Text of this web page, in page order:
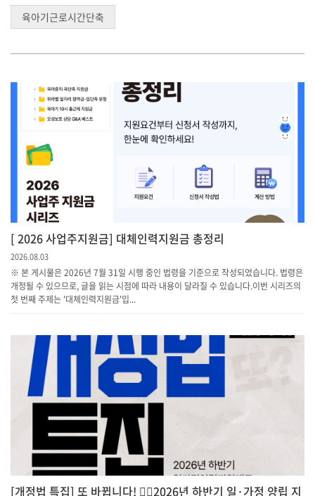
육아기근로시간단축
[ 2026 사업주지원금] 대체인력지원금 총정리
2026.08.03
※ 본 게시물은 2026년 7월 31일 시행 중인 법령을 기준으로 작성되었습니다. 법령은
개정될 수 있으므로, 글을 읽는 시점에 따라 내용이 달라질 수 있습니다.이번 시리즈의
첫 번째 주제는 '대체인력지원금'입...
[개정법 특집] 또 바뀝니다! 💁‍♀️2026년 하반기 일·가정 양립 지